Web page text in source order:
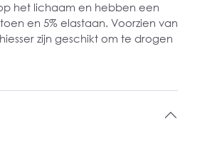
het lichaam en hebben een
en 5% elastaan. Voorzien van
zijn geschikt om te drogen